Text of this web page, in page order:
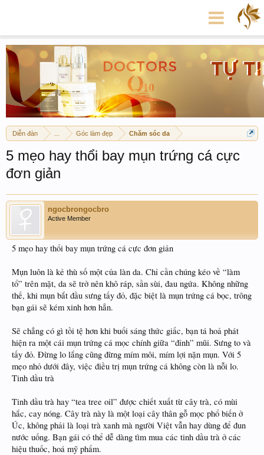
Diễn đàn Góc làm đẹp Chăm sóc da
5 mẹo hay thổi bay mụn trứng cá cực
đơn giản
ngocbrongocbro
Active Member
5 mẹo hay thổi bay mụn trứng cá cực đơn giản
Mụn luôn là kẻ thù số một của làn da. Chỉ cần chúng kéo về “làm
tổ” trên mặt, da sẽ trở nên khô ráp, sần sùi, đau ngứa. Không những
thế, khi mụn bắt đầu sưng tấy đỏ, đặc biệt là mụn trứng cá bọc, trông
bạn gái sẽ kém xinh hơn hẳn.
Sẽ chẳng có gì tồi tệ hơn khi buổi sáng thức giấc, bạn tá hoả phát
hiện ra một cái mụn trứng cá mọc chính giữa “đỉnh” mũi. Sưng to và
tấy đỏ. Đừng lo lắng cũng đừng mím môi, mím lợi nặn mụn. Với 5
mẹo nhỏ dưới đây, việc điều trị mụn trứng cá không còn là nỗi lo.
Tinh dầu trà
Tinh dầu trà hay “tea tree oil” được chiết xuất từ cây trà, có mùi
hắc, cay nóng. Cây trà này là một loại cây thân gỗ mọc phổ biến ở
Úc, không phải là loại trà xanh mà người Việt vẫn hay dùng để đun
nước uống. Bạn gái có thể dễ dàng tìm mua các tinh dầu trà ở các
hiệu thuốc, hoá mỹ phẩm.